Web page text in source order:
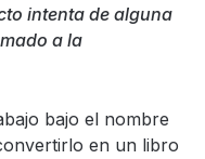
intenta de alguna
a la
bajo el nombre
en un libro